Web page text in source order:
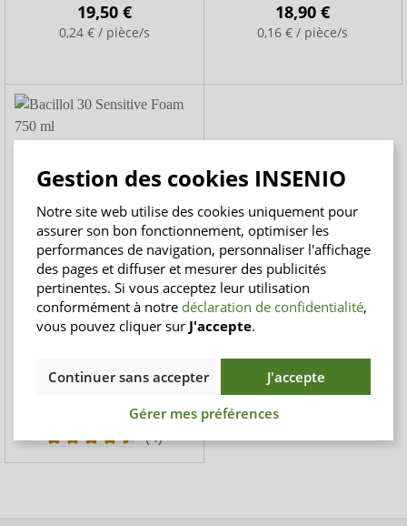
19,50 €
0,24 € / pièce/s
18,90 €
0,16 € / pièce/s
Bacillol 30 Sensitive Foam
750 ml
20,13 € / litre
(4)
Gestion des cookies INSENIO
Notre site web utilise des cookies uniquement pour
assurer son bon fonctionnement, optimiser les
performances de navigation, personnaliser l'affichage
des pages et diffuser et mesurer des publicités
pertinentes. Si vous acceptez leur utilisation
conformément à notre déclaration de confidentialité,
vous pouvez cliquer sur J'accepte.
Continuer sans accepter
J'accepte
Gérer mes préférences